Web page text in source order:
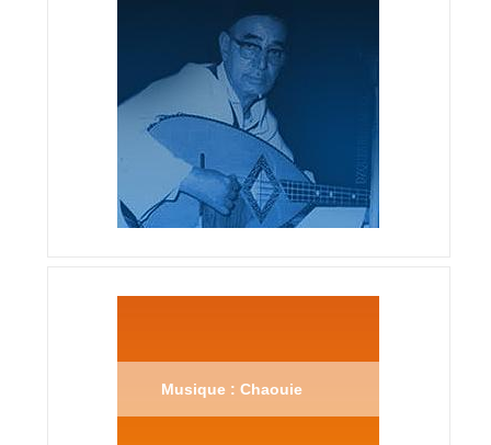
Musique : Chaouie